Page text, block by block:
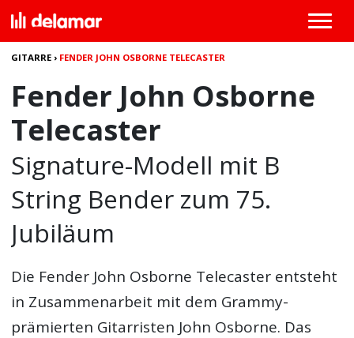
GITARRE › FENDER JOHN OSBORNE TELECASTER
Fender John Osborne
Telecaster
Signature-Modell mit B
String Bender zum 75.
Jubiläum
Die Fender John Osborne Telecaster entsteht
in Zusammenarbeit mit dem Grammy-
prämierten Gitarristen John Osborne. Das